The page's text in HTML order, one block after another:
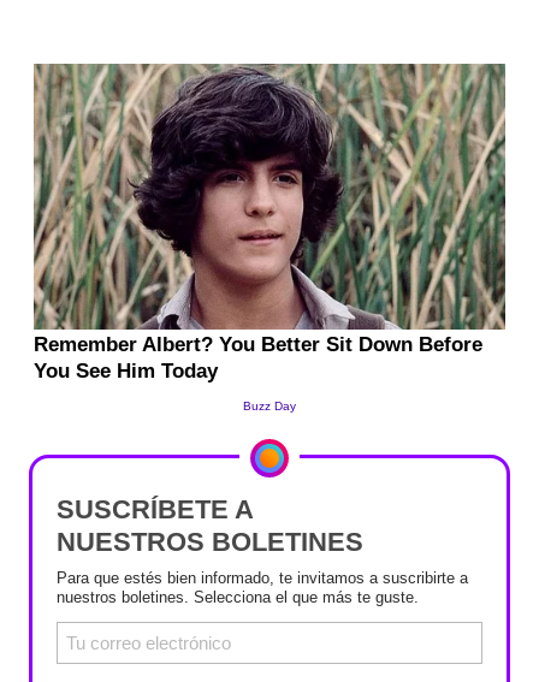
SUSCRÍBETE A
NUESTROS BOLETINES
Para que estés bien informado, te invitamos a suscribirte a
nuestros boletines. Selecciona el que más te guste.